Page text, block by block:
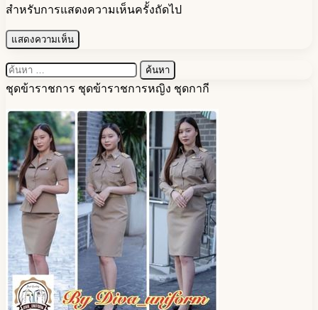
สำหรับการแสดงความเห็นครั้งถัดไป
ค้นหา
สำหรับ:
ชุดข้าราชการ ชุดข้าราชการหญิง ชุดกากี